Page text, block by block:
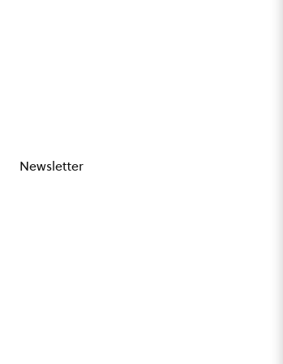
Newsletter